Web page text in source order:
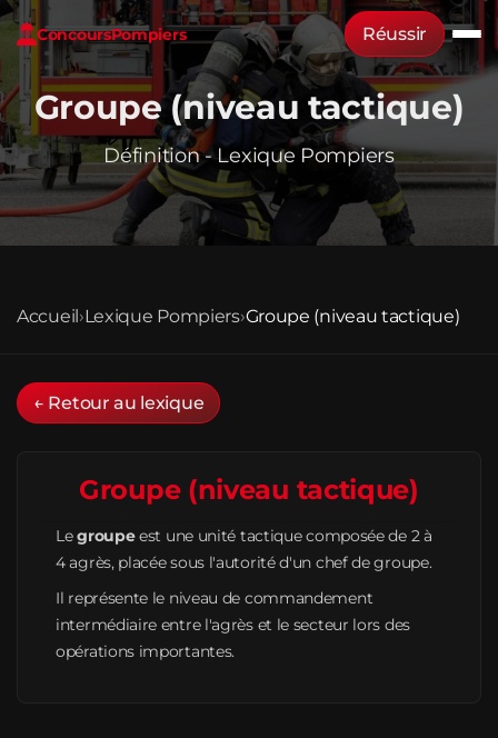
ConcoursPompiers Réussir
Groupe (niveau tactique)
Définition - Lexique Pompiers
Accueil›Lexique Pompiers›Groupe (niveau tactique)
← Retour au lexique
Groupe (niveau tactique)
Legroupeest une unité tactique composée de 2 à
4 agrès, placée sous l'autorité d'un chef de groupe.
Il représente le niveau de commandement
intermédiaire entre l'agrès et le secteur lors des
opérations importantes.